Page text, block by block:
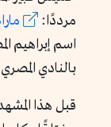
مرددًا:
اسم إبراهيم
بالنادي
قبل هذا